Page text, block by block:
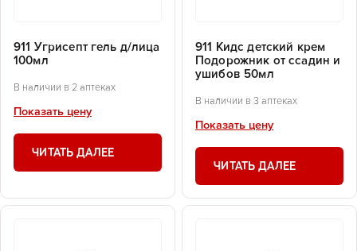
911 Угрисепт гель д/лица
100мл
В наличии в 2 аптеках
Показать цену
ЧИТАТЬ ДАЛЕЕ
911 Кидс детский крем
Подорожник от ссадин и
ушибов 50мл
В наличии в 3 аптеках
Показать цену
ЧИТАТЬ ДАЛЕЕ